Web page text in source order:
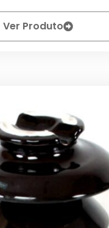
Ver Produto